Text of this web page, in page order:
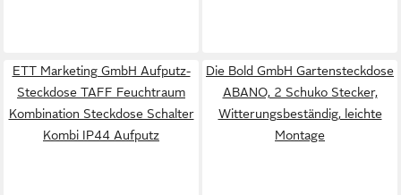
ETT Marketing GmbH Aufputz-
Steckdose TAFF Feuchtraum
Kombination Steckdose Schalter
Kombi IP44 Aufputz
Die Bold GmbH Gartensteckdose
ABANO, 2 Schuko Stecker,
Witterungsbeständig, leichte
Montage